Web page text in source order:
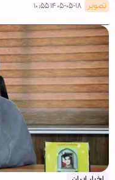
تصویر ۱۴۰۵-۰۵-۱۸ ۱۰:۵۵